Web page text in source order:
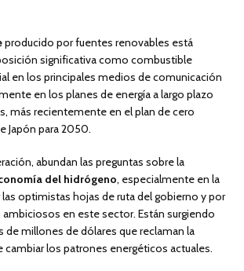
producido por fuentes renovables está
significativa como combustible
en los principales medios de comunicación
en los planes de energía a largo plazo
más recientemente en el plan de cero
Japón para 2050.
abundan las preguntas sobre la
del hidrógeno, especialmente en la
las optimistas hojas de ruta del gobierno y por
en este sector. Están surgiendo
millones de dólares que reclaman la
cambiar los patrones energéticos actuales.